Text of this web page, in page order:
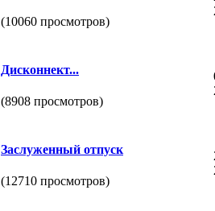
(10060 просмотров)
Дисконнект...
(8908 просмотров)
Заслуженный отпуск
(12710 просмотров)